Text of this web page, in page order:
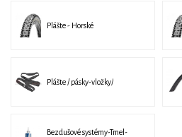
Plášte - Horské
Plášte / pásky-vložky/
Bezdušové systémy-Tmel-